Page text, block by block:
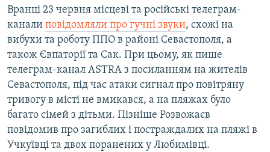
Вранці 23 червня місцеві та російські телеграм-
канали повідомляли про гучні звуки, схожі на
вибухи та роботу ППО в районі Севастополя, а
також Євпаторії та Сак. При цьому, як пише
телеграм-канал ASTRA з посиланням на жителів
Севастополя, під час атаки сигнал про повітряну
тривогу в місті не вмикався, а на пляжах було
багато сімей з дітьми. Пізніше Розвожаєв
повідомив про загиблих і постраждалих на пляжі в
Учкуївці та двох поранених у Любимівці.